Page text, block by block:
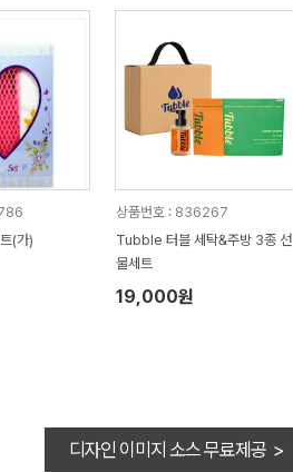
(가)
상품번호 : 836267
Tubble 터블 세탁&주방 3종 선
물세트
19,000원
디자인 이미지 소스 무료제공 >